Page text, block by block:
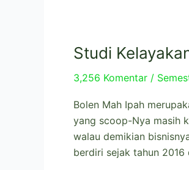
Studi
3,256 Komentar /
Bolen Mah Ipah
yang scoop-Nya masih
walau demikian
berdiri sejak tahun
Studi
Bisnis